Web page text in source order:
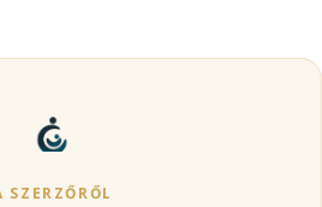
SZERZŐRŐL